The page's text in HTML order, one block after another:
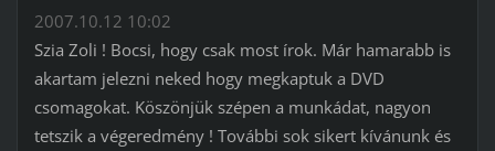
2007.10.12 10:02
Szia Zoli ! Bocsi, hogy csak most írok. Már hamarabb is
akartam jelezni neked hogy megkaptuk a DVD
csomagokat. Köszönjük szépen a munkádat, nagyon
tetszik a végeredmény ! További sok sikert kívánunk és